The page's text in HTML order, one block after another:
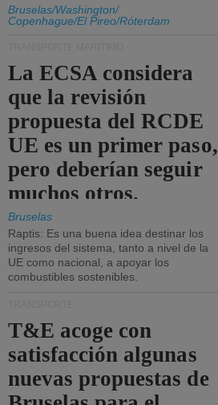
Bruselas/Washington/
Copenhague/El Pireo/Róterdam
La ECSA considera
que la revisión
propuesta del RCDE
UE es un primer paso,
pero deberían seguir
muchos otros.
Bruselas
Raptis: Es una buena idea destinar los
ingresos del sistema, tanto a nivel de la
UE como nacional, a apoyar los
combustibles sostenibles.
T&E acoge con
satisfacción algunas
nuevas propuestas de